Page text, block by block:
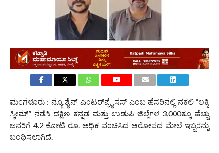
ಮಂಗಳೂರು : ನ್ಯೂ ಶೈನ್ ಎಂಟರ್‌ಪ್ರೈಸಸ್ ಎಂಬ ಹೆಸರಿನಲ್ಲಿ ನಕಲಿ “ಲಕ್ಕಿ
ಸ್ಕೀಮ್” ನಡೆಸಿ ದಕ್ಷಿಣ ಕನ್ನಡ ಮತ್ತು ಉಡುಪಿ ಜಿಲ್ಲೆಗಳ 3,000ಕ್ಕೂ ಹೆಚ್ಚು
ಜನರಿಗೆ 4.2 ಕೋಟಿ ರೂ. ಅಧಿಕ ವಂಚಿಸಿದ ಆರೋಪದ ಮೇಲೆ ಇಬ್ಬರನ್ನು
ಬಂಧಿಸಲಾಗಿದೆ.